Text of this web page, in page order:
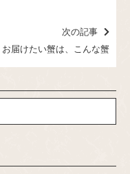
次の記事
お届けたい蟹は、こんな蟹